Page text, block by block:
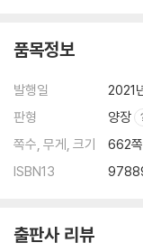
품목정보
발행일
2021
판형
양장
쪽수, 무게, 크기
662
ISBN13
출판사 리뷰